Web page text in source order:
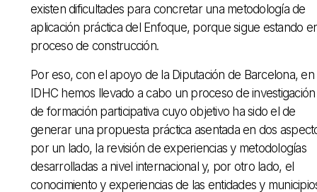
existen dificultades para concretar una metodología de
aplicación práctica del Enfoque, porque sigue estando
proceso de construcción.
Por eso, con el apoyo de la Diputación de Barcelona, en
IDHC hemos llevado a cabo un proceso de
de formación participativa cuyo objetivo ha sido el de
generar una propuesta práctica asentada en dos
por un lado, la revisión de experiencias y metodologías
desarrolladas a nivel internacional y, por otro lado, el
conocimiento y experiencias de las entidades y